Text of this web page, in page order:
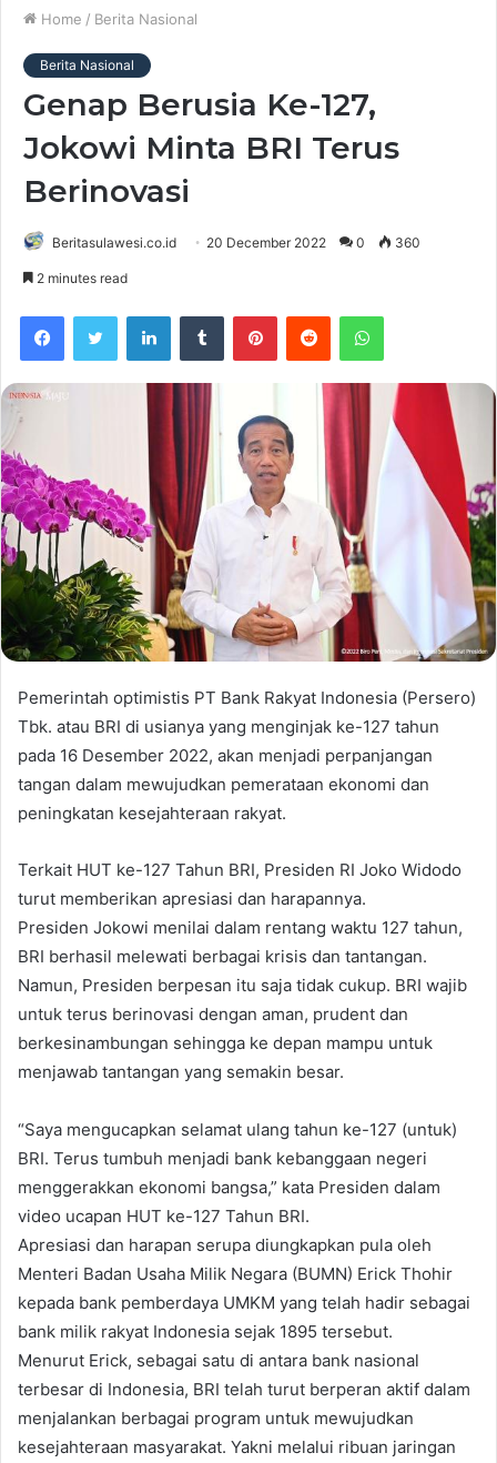
Home / Berita Nasional
Berita Nasional
Genap Berusia Ke-127,
Jokowi Minta BRI Terus
Berinovasi
Beritasulawesi.co.id 20 December 2022 0 360
2 minutes read
Pemerintah optimistis PT Bank Rakyat Indonesia (Persero)
Tbk. atau BRI di usianya yang menginjak ke-127 tahun
pada 16 Desember 2022, akan menjadi perpanjangan
tangan dalam mewujudkan pemerataan ekonomi dan
peningkatan kesejahteraan rakyat.
Terkait HUT ke-127 Tahun BRI, Presiden RI Joko Widodo
turut memberikan apresiasi dan harapannya.
Presiden Jokowi menilai dalam rentang waktu 127 tahun,
BRI berhasil melewati berbagai krisis dan tantangan.
Namun, Presiden berpesan itu saja tidak cukup. BRI wajib
untuk terus berinovasi dengan aman, prudent dan
berkesinambungan sehingga ke depan mampu untuk
menjawab tantangan yang semakin besar.
“Saya mengucapkan selamat ulang tahun ke-127 (untuk)
BRI. Terus tumbuh menjadi bank kebanggaan negeri
menggerakkan ekonomi bangsa,” kata Presiden dalam
video ucapan HUT ke-127 Tahun BRI.
Apresiasi dan harapan serupa diungkapkan pula oleh
Menteri Badan Usaha Milik Negara (BUMN) Erick Thohir
kepada bank pemberdaya UMKM yang telah hadir sebagai
bank milik rakyat Indonesia sejak 1895 tersebut.
Menurut Erick, sebagai satu di antara bank nasional
terbesar di Indonesia, BRI telah turut berperan aktif dalam
menjalankan berbagai program untuk mewujudkan
kesejahteraan masyarakat. Yakni melalui ribuan jaringan